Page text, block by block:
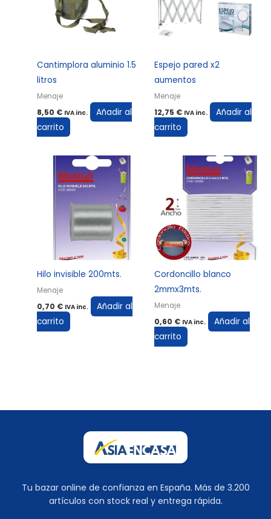
Cantimplora aluminio 1.5
litros
Menaje
8,50 € IVA inc.
Añadir al
carrito
Espejo pared x2
aumentos
Menaje
12,75 € IVA inc.
Añadir al
carrito
Hilo invisible 200mts.
Menaje
0,70 € IVA inc.
Añadir al
carrito
Cordoncillo blanco
2mmx3mts.
Menaje
0,60 € IVA inc.
Añadir al
carrito
Tu bazar online de confianza en España. Más de 3.200
artículos con stock real y entrega rápida.